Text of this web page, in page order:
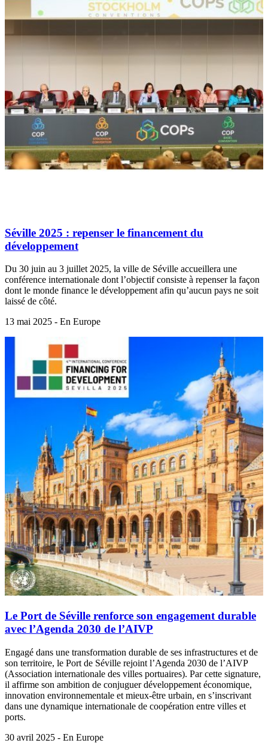
Séville 2025 : repenser le financement du
développement
Du 30 juin au 3 juillet 2025, la ville de Séville accueillera une
conférence internationale dont l’objectif consiste à repenser la façon
dont le monde finance le développement afin qu’aucun pays ne soit
laissé de côté.
13 mai 2025 - En Europe
Le Port de Séville renforce son engagement durable
avec l’Agenda 2030 de l’AIVP
Engagé dans une transformation durable de ses infrastructures et de
son territoire, le Port de Séville rejoint l’Agenda 2030 de l’AIVP
(Association internationale des villes portuaires). Par cette signature,
il affirme son ambition de conjuguer développement économique,
innovation environnementale et mieux-être urbain, en s’inscrivant
dans une dynamique internationale de coopération entre villes et
ports.
30 avril 2025 - En Europe